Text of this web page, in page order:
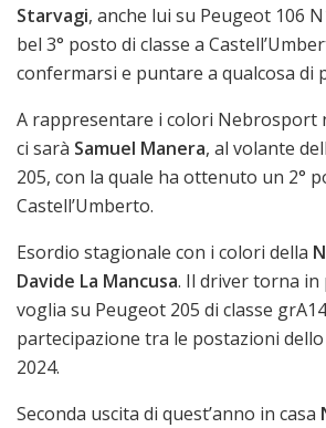
Starvagi, anche lui su Peugeot 106
bel 3° posto di classe a
confermarsi e puntare a qualcosa di
A rappresentare i colori Nebrosport
ci sarà Samuel Manera, al volante
205, con la quale ha ottenuto un 2°
Castell’Umberto.
Esordio stagionale con i colori della
Davide La Mancusa. Il driver torna in
voglia su Peugeot 205 di classe
partecipazione tra le postazioni dello
2024.
Seconda uscita di quest’anno in casa